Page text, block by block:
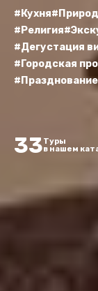
#Кухня
#Религия
#Дегустация
#Городская
33Туры
в нашем